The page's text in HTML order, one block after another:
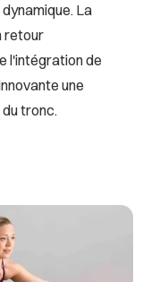
La
retour
l'intégration de
une
tronc.